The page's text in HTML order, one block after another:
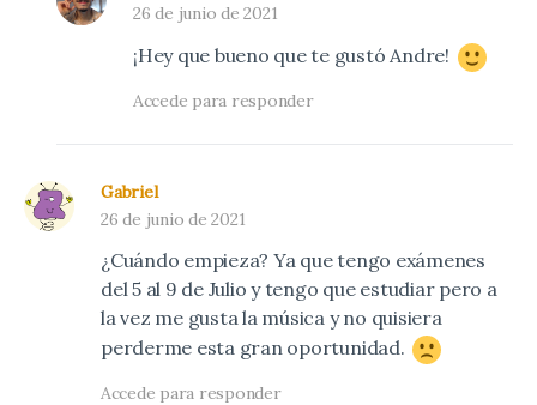
26 de junio de 2021
¡Hey que bueno que te gustó Andre!
Accede para responder
Gabriel
26 de junio de 2021
¿Cuándo empieza? Ya que tengo exámenes
del 5 al 9 de Julio y tengo que estudiar pero a
la vez me gusta la música y no quisiera
perderme esta gran oportunidad.
Accede para responder